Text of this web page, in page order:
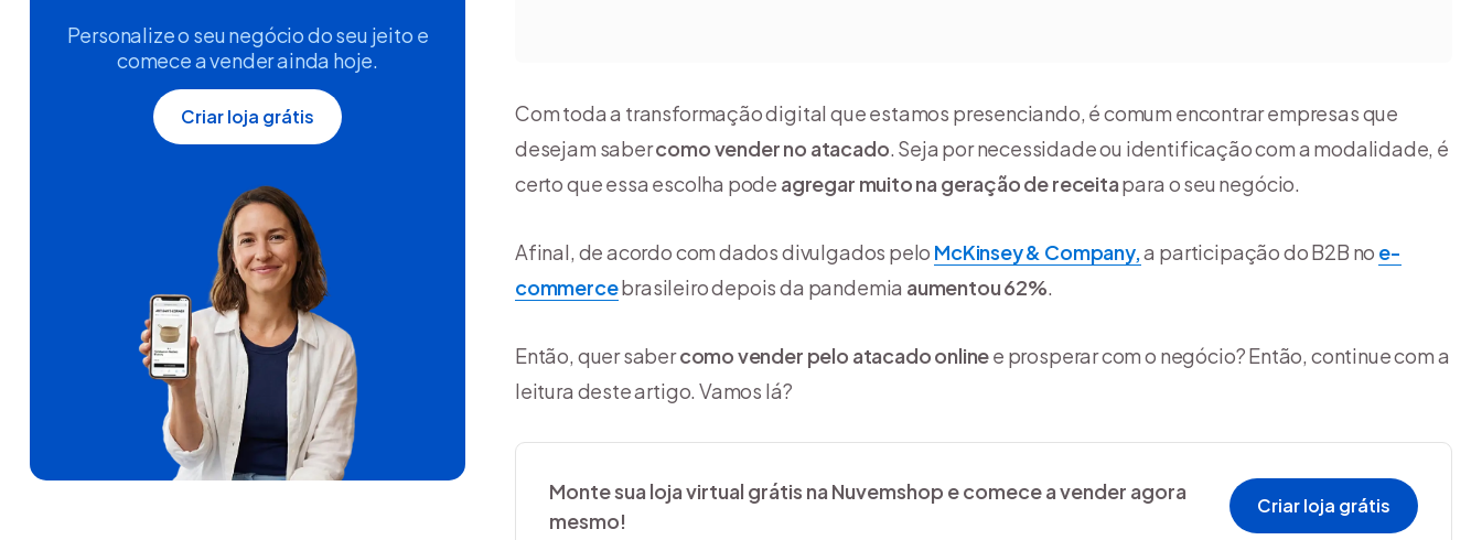
Com toda a transformação digital que estamos presenciando, é comum encontrar empresas que
desejam sabercomo vender no atacado. Seja por necessidade ou identificação com a modalidade, é
certo que essa escolha pode agregar muito na geração de receitapara o seu negócio.
Afinal, de acordo com dados divulgados pelo McKinsey & Company,a participação do B2B no e-
commercebrasileiro depois da pandemia aumentou 62%.
Então, quer sabercomo vender pelo atacado onlinee prosperar com o negócio? Então, continue com a
leitura deste artigo. Vamos lá?
Monte sua loja virtual grátis na Nuvemshop e comece a vender agora
mesmo!
Criar loja grátis
Personalize o seu negócio do seu jeito e
comece a vender ainda hoje.
Criar loja grátis